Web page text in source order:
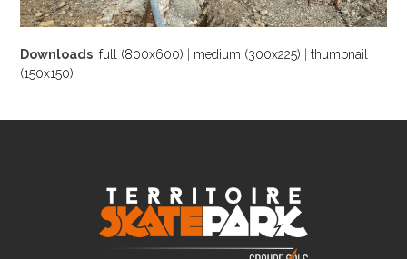
Downloads:full (800x600) medium (300x225) |thumbnail
(150x150)